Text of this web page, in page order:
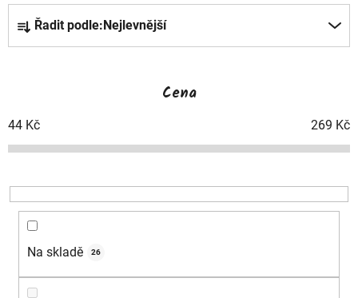
Ř
a
e
n
p
Řadit podle: Nejlevnější
Cena
44 Kč 269 Kč
Na skladě 26